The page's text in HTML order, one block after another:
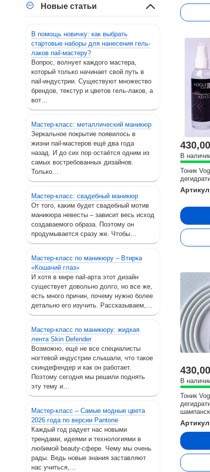
В
Тоник
В
Тоник
Новые статьи
В помощь новичку: как выбрать
стартовые наборы для нанесения гель-
лаков nail-мастеру?
Вопрос, волнует каждого мастера,
который только начинает свой путь в
nail-индустрии. Существуют множество
брендов, текстур и цветов гель-лаков, а
вот…
Мастер-класс: металлический маникюр
Зеркальное покрытие появилось в
жизни nail-мастеров ещё два года
назад. И до сих пор остаётся одним из
самых востребованных дизайнов.
Только…
Мастер-класс: свадебный маникюр
От того, каким будет свадебный мотив
маникюра невесты – зависит весь исход
создаваемого образа. Поэтому он
продумывается сразу же. Чтобы…
Мастер-класс по маникюру – Втирка
«Кошачий глаз»
И хотя в мире nail-арта этот дизайн
существует довольно долго, но все же,
есть много причин, почему нужно более
детально его изучить. Рассказываем,…
Мастер-класс по маникюру: жидкая
лента Skin Defender
Возможно, ещё не все специалисты
ногтевой индустрии слышали, что такое
скиндефендер и как он работает.
Поэтому сегодня мы решили поднять
эту тему и…
Мастер-класс – Самые модные цвета
2026 года по версии Pantone
Каждый год радует нас новыми
трендами, идеями и технологиями в
любимой beauty-сфере. Чему мы очень
рады. Ведь новые знания заставляют
нас учиться,…